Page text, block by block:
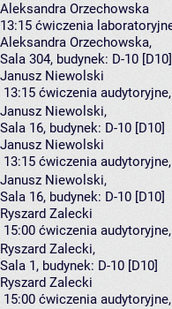
Aleksandra Orzechowska
13:15 ćwiczenia
Aleksandra Orzechowska,
Sala 304, budynek: D-10 [D10]
Janusz Niewolski
13:15 ćwiczenia
Janusz Niewolski,
Sala 16, budynek: D-10 [D10]
Janusz Niewolski
13:15 ćwiczenia
Janusz Niewolski,
Sala 16, budynek: D-10 [D10]
Ryszard Zalecki
15:00 ćwiczenia
Ryszard Zalecki,
Sala 1, budynek: D-10 [D10]
Ryszard Zalecki
15:00 ćwiczenia